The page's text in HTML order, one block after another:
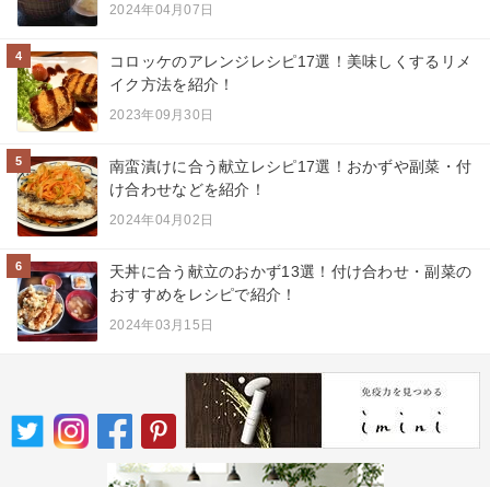
2024年04月07日
4
コロッケのアレンジレシピ17選！美味しくするリメ
イク方法を紹介！
2023年09月30日
5
南蛮漬けに合う献立レシピ17選！おかずや副菜・付
け合わせなどを紹介！
2024年04月02日
6
天丼に合う献立のおかず13選！付け合わせ・副菜の
おすすめをレシピで紹介！
2024年03月15日